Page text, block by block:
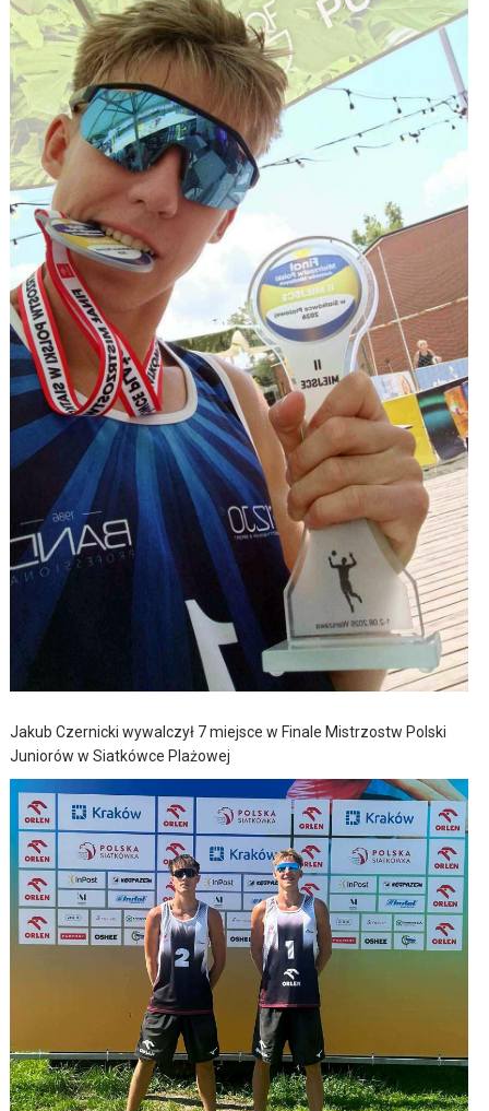
Jakub Czernicki wywalczył 7 miejsce w Finale Mistrzostw Polski
Juniorów w Siatkówce Plażowej